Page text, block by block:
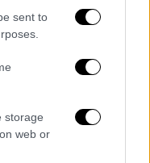
sent to
storage
web or
τα Λύκεια, σας
ΒΑΘΜΟΛΟΓΙΑΣ.
κλείδωμα θα
Σάββατο 25-6-